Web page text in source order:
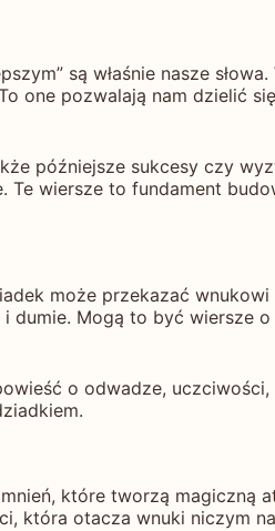
są właśnie nasze słowa.
one pozwalają nam dzielić
późniejsze sukcesy czy
wiersze to fundament
może przekazać
dumie. Mogą to być wiersze
o odwadze,
które tworzą magiczną
która otacza wnuki niczym